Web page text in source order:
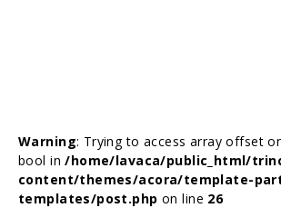
Warning: Trying to access array offset
bool in/home/lavaca/public_html/
content/themes/acora/template-
templates/post.php on line 26